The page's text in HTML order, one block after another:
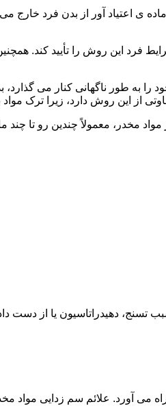
ی اعتیاد آور از بدن فرد خارج
فرد این روش را تأیید کند.
طور ناگهانی کنار می گذارد،
از این روش دارد، زیرا ترک مواد
مخدر، معمولاً چندین رو تا
دهیدراتاسیون یا از دست
می آورد. علائم سم زدایی مواد